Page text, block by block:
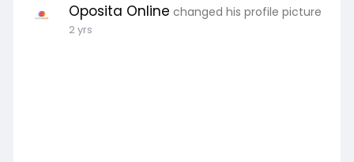
Oposita Online changed his profile picture
2 yrs